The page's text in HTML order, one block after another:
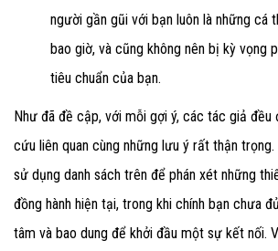
người gần gũi với bạn luôn là những cá
bao giờ, và cũng không nên bị kỳ vọng
tiêu chuẩn của bạn.
Như đã đề cập, với mỗi gợi ý, các tác giả đều
cứu liên quan cùng những lưu ý rất thận
sử dụng danh sách trên để phán xét những
đồng hành hiện tại, trong khi chính bạn chưa
tâm và bao dung để khởi đầu một sự kết nối.